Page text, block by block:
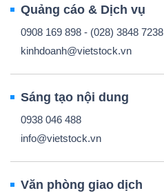
Quảng cáo & Dịch vụ
0908 169 898 - (028) 3848 7238
kinhdoanh@vietstock.vn
Sáng tạo nội dung
0938 046 488
info@vietstock.vn
Văn phòng giao dịch